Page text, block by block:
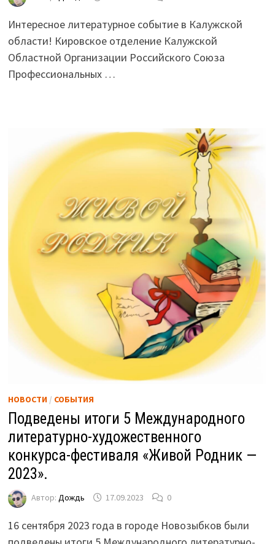
Интересное литературное событие в Калужской
области! Кировское отделение Калужской
Областной Организации Российского Союза
Профессиональных …
НОВОСТИ/ СОБЫТИЯ
Подведены итоги 5 Международного
литературно-художественного
конкурса-фестиваля «Живой Родник —
2023».
Автор: Дождь 17.09.2023 0
16 сентября 2023 года в городе Новозыбков были